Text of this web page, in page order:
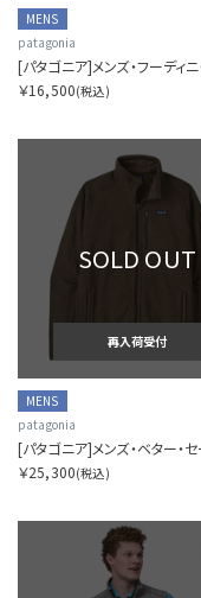
MENS
patagonia
￥16,500(税込)
SOLD OUT
再入荷受付
MENS
patagonia
￥25,300(税込)